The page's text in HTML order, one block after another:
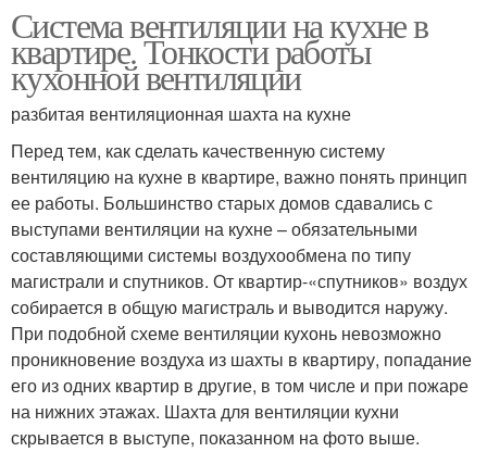
Система вентиляции на кухне в
квартире. Тонкости работы
кухонной вентиляции
разбитая вентиляционная шахта на кухне
Перед тем, как сделать качественную систему
вентиляцию на кухне в квартире, важно понять принцип
ее работы. Большинство старых домов сдавались с
выступами вентиляции на кухне – обязательными
составляющими системы воздухообмена по типу
магистрали и спутников. От квартир-«спутников» воздух
собирается в общую магистраль и выводится наружу.
При подобной схеме вентиляции кухонь невозможно
проникновение воздуха из шахты в квартиру, попадание
его из одних квартир в другие, в том числе и при пожаре
на нижних этажах. Шахта для вентиляции кухни
скрывается в выступе, показанном на фото выше.